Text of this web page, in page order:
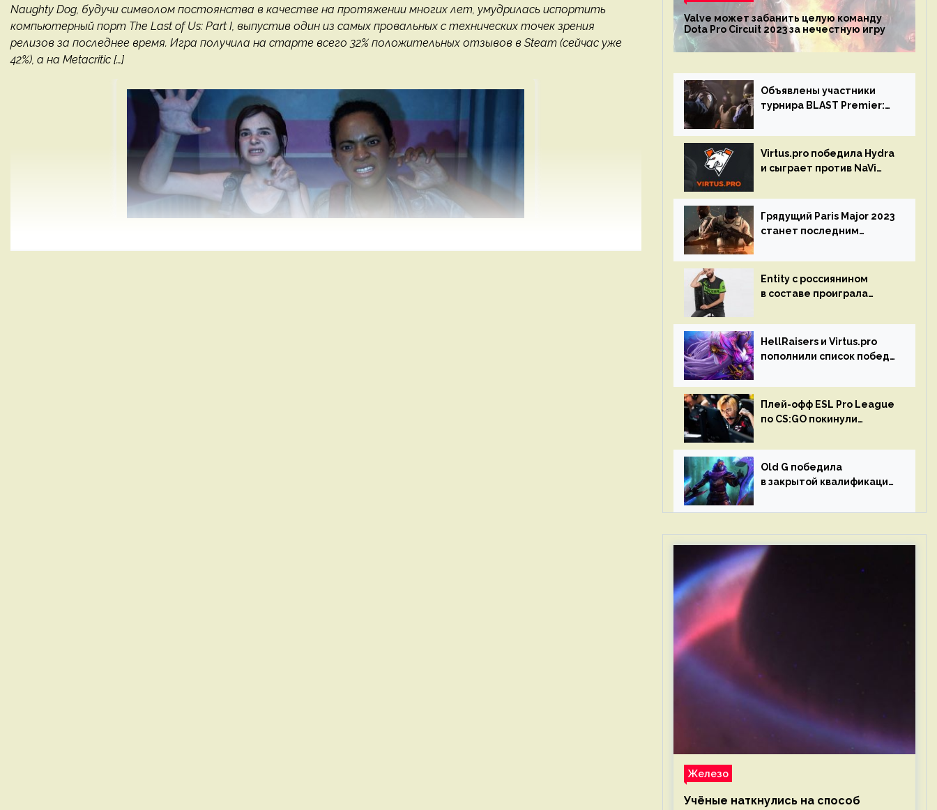
Naughty Dog, будучи символом постоянства в качестве на протяжении многих лет, умудрилась испортить
компьютерный порт The Last of Us: Part I, выпустив один из самых провальных с технических точек зрения
релизов за последнее время. Игра получила на старте всего 32% положительных отзывов в Steam (сейчас уже
42%), а на Metacritic […]
Valve может забанить целую команду
Dota Pro Circuit 2023 за нечестную игру
Объявлены участники
турнира BLAST Premier:
Virtus.pro победила Hydra
и сыграет против NaVi
Circuit
Грядущий Paris Major 2023
станет последним
GO
Entity с россиянином
в составе проиграла
Circuit 2023
HellRaisers и Virtus.pro
пополнили список побед
Плей-офф ESL Pro League
по CS:GO покинули
Old G победила
в закрытой квалификации
Западной Европы
Железо
Учёные наткнулись на способ